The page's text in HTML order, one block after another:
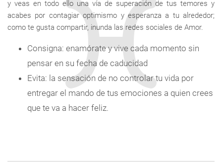
y veas en todo ello una vía de superación de tus temores y
acabes por contagiar optimismo y esperanza a tu alrededor;
como te gusta compartir, inunda las redes sociales de Amor.
Consigna: enamórate y vive cada momento sin
pensar en su fecha de caducidad
Evita: la sensación de no controlar tu vida por
entregar el mando de tus emociones a quien crees
que te va a hacer feliz.